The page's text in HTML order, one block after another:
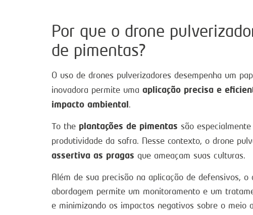
Por que o drone
de pimentas?
O uso de drones pulverizadores desempenha um
inovadora permite uma aplicação precisa e
impacto ambiental.
To the plantações de pimentas são
produtividade da safra. Nesse contexto, o drone
assertiva as pragas que ameaçam suas culturas.
Além de sua precisão na aplicação de defensivos,
abordagem permite um monitoramento e um
e minimizando os impactos negativos sobre o meio